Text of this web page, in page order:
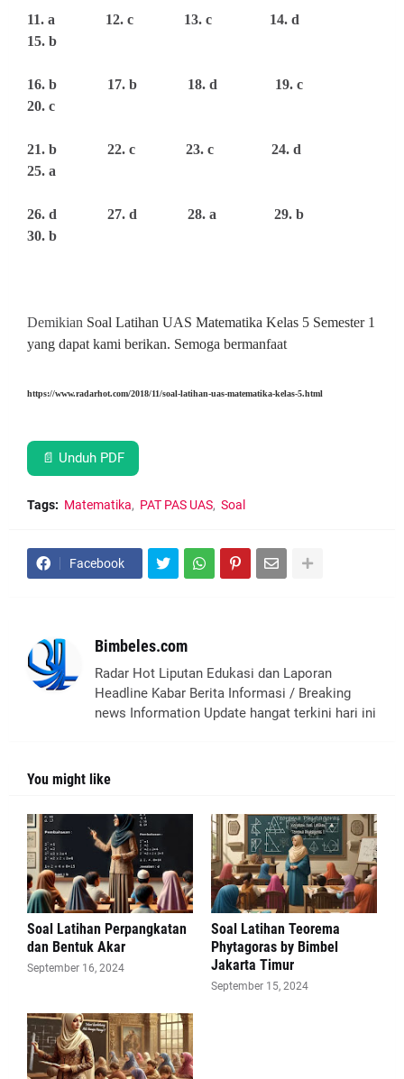
11. a 12. c 13. c 14. d
15. b
16. b 17. b 18. d 19. c
20. c
21. b 22. c 23. c 24. d
25. a
26. d 27. d 28. a 29. b
30. b
Demikian Soal Latihan UAS Matematika Kelas 5 Semester 1
yang dapat kami berikan. Semoga bermanfaat
https://www.radarhot.com/2018/11/soal-latihan-uas-matematika-kelas-5.html
📄 Unduh PDF
Tags: Matematika PAT PAS UAS Soal
Facebook
Bimbeles.com
Radar Hot Liputan Edukasi dan Laporan
Headline Kabar Berita Informasi / Breaking
news Information Update hangat terkini hari ini
You might like
Soal Latihan Perpangkatan
dan Bentuk Akar
September 16, 2024
Soal Latihan Teorema
Phytagoras by Bimbel
Jakarta Timur
September 15, 2024